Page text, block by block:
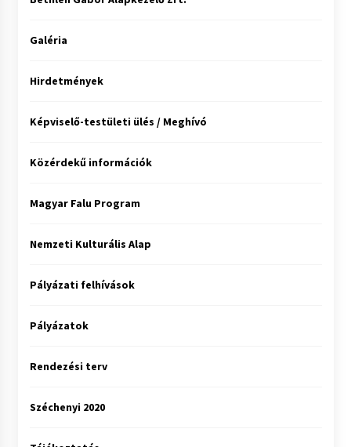
Galéria
Hirdetmények
Képviselő-testületi ülés / Meghívó
Közérdekű információk
Magyar Falu Program
Nemzeti Kulturális Alap
Pályázati felhívások
Pályázatok
Rendezési terv
Széchenyi 2020